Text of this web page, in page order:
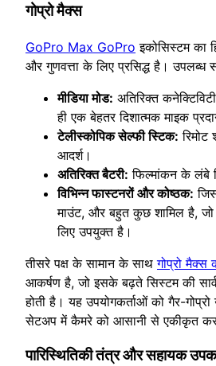
गोप्रो मैक्स
GoPro Max GoPro इकोसिस्टम का
और गुणवत्ता के लिए प्रसिद्ध है। उपलब्ध
मीडिया मोड: अतिरिक्त
ही एक बेहतर दिशात्मक माइक
टेलीस्कोपिक सेल्फी स्टिक:
आदर्श।
अतिरिक्त बैटरी: फिल्मांकन के लंबे
विभिन्न फास्टनरों और कोष्ठक:
माउंट, और बहुत कुछ शामिल है,
लिए उपयुक्त है।
तीसरे पक्ष के सामान के साथगोप्रो मैक्स
आकर्षण है, जो इसके बढ़ते सिस्टम की
होती है। यह उपयोगकर्ताओं को गैर-
सेटअप में कैमरे को आसानी से एकीकृत
पारिस्थितिकी तंत्र और सहायक